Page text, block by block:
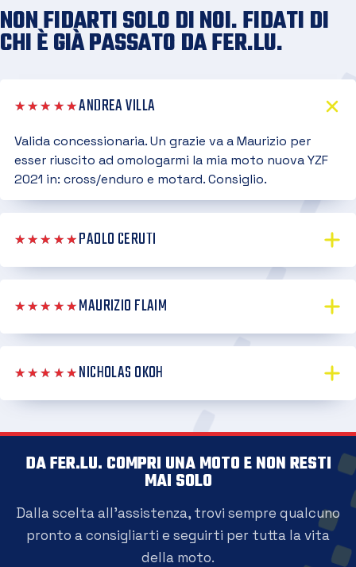
NON FIDARTI SOLO DI NOI. FIDATI DI
CHI È GIÀ PASSATO DA FER.LU.
★★★★★ANDREA VILLA
Valida concessionaria. Un grazie va a Maurizio per
esser riuscito ad omologarmi la mia moto nuova YZF
2021 in: cross/enduro e motard. Consiglio.
★★★★★PAOLO CERUTI
★★★★★MAURIZIO FLAIM
★★★★★NICHOLAS OKOH
DA FER.LU. COMPRI UNA MOTO E NON RESTI
MAI SOLO
Dalla scelta all'assistenza, trovi sempre qualcuno
pronto a consigliarti e seguirti per tutta la vita
della moto.